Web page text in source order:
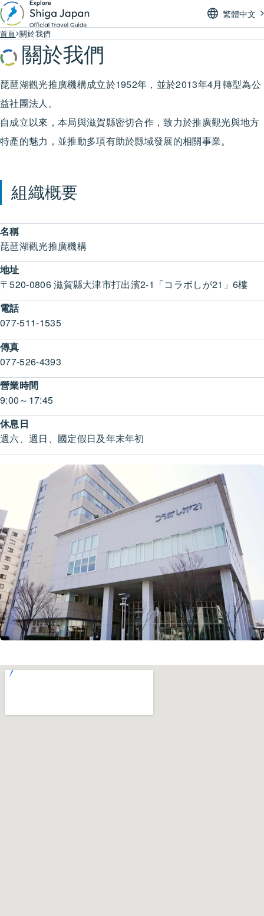
繁體中文
首頁 關於我們
關於我們
琵琶湖觀光推廣機構成立於1952年，並於2013年4月轉型為公
益社團法人。
自成立以來，本局與滋賀縣密切合作，致力於推廣觀光與地方
特產的魅力，並推動多項有助於縣域發展的相關事業。
組織概要
名稱
琵琶湖觀光推廣機構
地址
〒520-0806 滋賀縣大津市打出濱2-1「コラボしが21」6樓
電話
077-511-1535
傳真
077-526-4393
營業時間
9:00～17:45
休息日
週六、週日、國定假日及年末年初